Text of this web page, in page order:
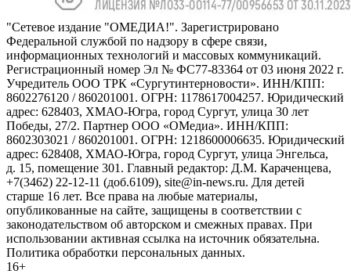
"Сетевое издание "ОМЕДИА!". Зарегистрировано
Федеральной службой по надзору в сфере связи,
информационных технологий и массовых коммуникаций.
Регистрационный номер Эл № ФС77-83364 от 03 июня 2022 г.
Учредитель ООО ТРК «Сургутинтерновости». ИНН/КПП:
8602276120 / 860201001. ОГРН: 1178617004257. Юридический
адрес: 628403, ХМАО-Югра, город Сургут, улица 30 лет
Победы, 27/2. Партнер ООО «ОМедиа». ИНН/КПП:
8602303021 / 860201001. ОГРН: 1218600006635. Юридический
адрес: 628408, ХМАО-Югра, город Сургут, улица Энгельса,
д. 15, помещение 301. Главный редактор: Д.М. Караченцева,
+7(3462) 22-12-11 (доб.6109), site@in-news.ru. Для детей
старше 16 лет. Все права на любые материалы,
опубликованные на сайте, защищены в соответствии с
законодательством об авторском и смежных правах. При
использовании активная ссылка на источник обязательна.
Политика обработки персональных данных.
16+